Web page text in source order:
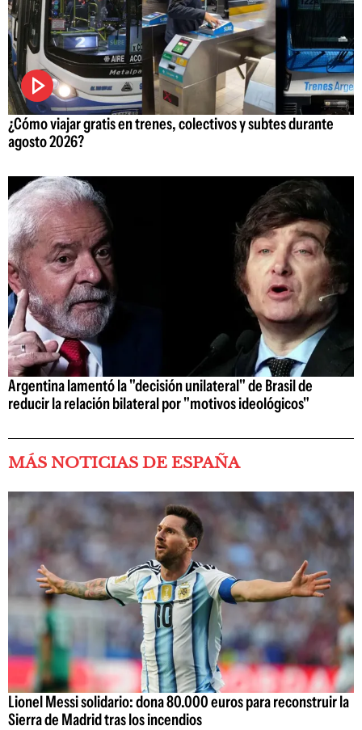
¿Cómo viajar gratis en trenes, colectivos y subtes durante
agosto 2026?
Argentina lamentó la "decisión unilateral" de Brasil de
reducir la relación bilateral por "motivos ideológicos"
MÁS NOTICIAS DE ESPAÑA
Lionel Messi solidario: dona 80.000 euros para reconstruir la
Sierra de Madrid tras los incendios